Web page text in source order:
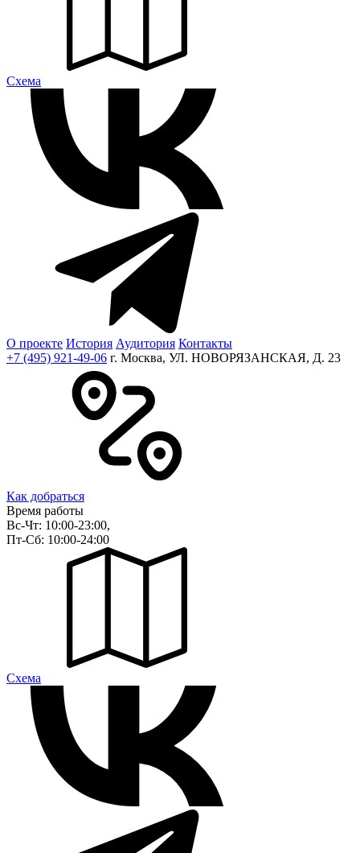
Cхема
О проекте История Аудитория Контакты
+7 (495) 921-49-06 г. Москва, УЛ. НОВОРЯЗАНСКАЯ, Д. 23
Как добраться
Время работы
Вс-Чт: 10:00-23:00,
Пт-Сб: 10:00-24:00
Cхема